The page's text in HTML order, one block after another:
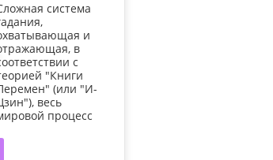
система
и
в
с
"Книги
(или "И-
весь
процесс